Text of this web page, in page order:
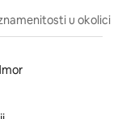
u okolici